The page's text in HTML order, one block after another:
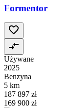
Formentor
Używane
2025
Benzyna
5 km
187 897 zł
169 900 zł